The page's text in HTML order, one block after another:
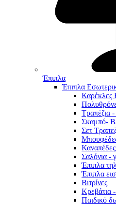
Έπιπλα
Έπιπλα
Καρέκλες
Τραπέζια
Σκαμπό-
Σετ
Καναπέδες
Σαλόνια -
Έπιπλα
Έπιπλα
Βιτρίνες
Κρεβάτια
Παιδικό